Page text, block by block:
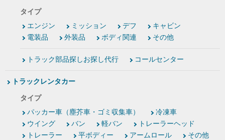
タイプ
エンジン
ミッション デフ
キャビン
電装品
外装品 ボディ関連 その他
トラック部品探しお探し代行 コールセンター
トラックレンタカー
タイプ
パッカー車（塵芥車・ゴミ収集車）
冷凍車
ウイング
バン 軽バン
トレーラーヘッド
トレーラー
平ボディー アームロール その他